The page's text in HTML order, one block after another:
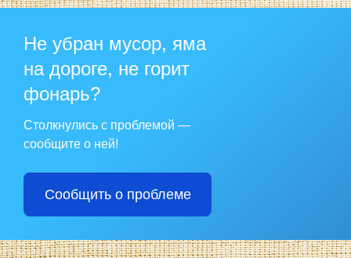
Не убран мусор, яма
на дороге, не горит
фонарь?
Столкнулись с проблемой —
сообщите о ней!
Сообщить о проблеме